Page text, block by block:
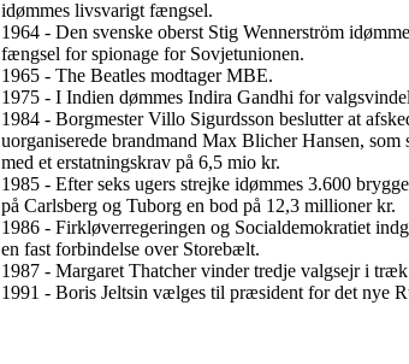
idømmes livsvarigt fængsel.
1964 - Den svenske oberst Stig Wennerström
fængsel for spionage for Sovjetunionen.
1965 - The Beatles modtager MBE.
1975 - I Indien dømmes Indira Gandhi for
1984 - Borgmester Villo Sigurdsson beslutter at
uorganiserede brandmand Max Blicher Hansen, som
med et erstatningskrav på 6,5 mio kr.
1985 - Efter seks ugers strejke idømmes 3.600
på Carlsberg og Tuborg en bod på 12,3 millioner kr.
1986 - Firkløverregeringen og Socialdemokratiet
en fast forbindelse over Storebælt.
1987 - Margaret Thatcher vinder tredje valgsejr i
1991 - Boris Jeltsin vælges til præsident for det nye